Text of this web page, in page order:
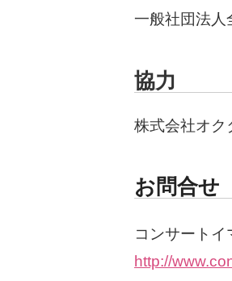
一般社団法人
協力
株式会社オク
お問合せ
コンサート
http://